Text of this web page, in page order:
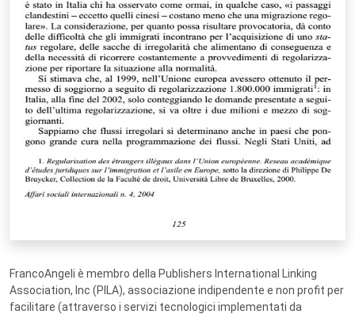
FrancoAngeli è membro della Publishers International Linking
Association, Inc (PILA), associazione indipendente e non profit per
facilitare (attraverso i servizi tecnologici implementati da